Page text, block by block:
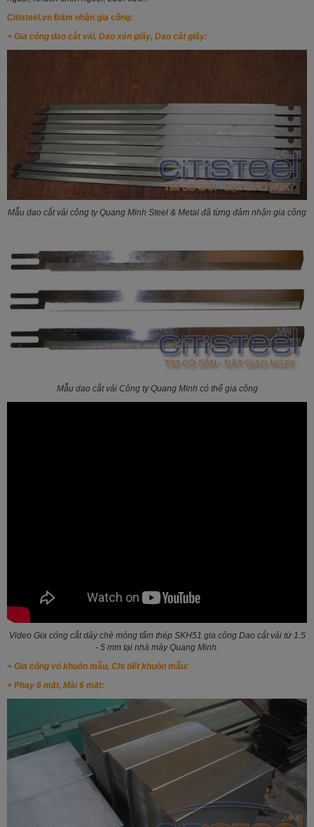
Citisteel.vn Đảm nhận gia công:
+ Gia công dao cắt vải, Dao xén giấy, Dao cắt giấy:
Mẫu dao cắt vải công ty Quang Minh Steel & Metal đã từng đảm nhận gia công
Mẫu dao cắt vải Công ty Quang Minh có thể gia công
Video Gia công cắt dây chẻ mỏng tấm thép SKH51 gia công Dao cắt vải từ 1.5
- 5 mm tại nhà máy Quang Minh.
+ Gia công vỏ khuôn mẫu, Chi tiết khuôn mẫu:
+ Phay 6 mặt, Mài 6 mặt: